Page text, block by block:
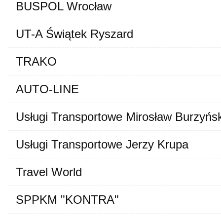
BUSPOL Wrocław
UT-A Świątek Ryszard
TRAKO
AUTO-LINE
Usługi Transportowe Mirosław
Usługi Transportowe Jerzy Krupa
Travel World
SPPKM "KONTRA"